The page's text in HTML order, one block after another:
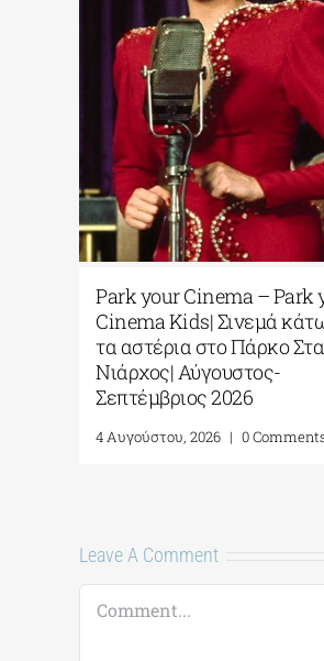
Τελλόγλειο Ίδρυμα Τεχνών|
Ανοίγει η έκθεση των έργων
του 6ου Διαγωνισμού
Ζωγραφικής στη μνήμη του
Λουκά Βενετούλια με θέμα το
Leave A Comment
Comment